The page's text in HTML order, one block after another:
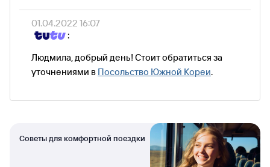
01.04.2022 16:07
:
Людмила, добрый день! Стоит обратиться за
уточнениями в Посольство Южной Кореи.
Советы для комфортной поездки